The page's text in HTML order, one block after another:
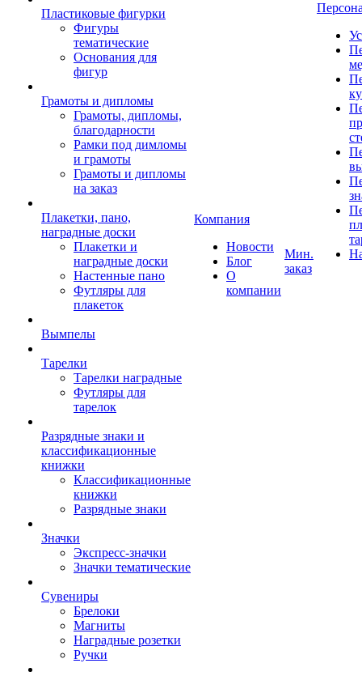
Пластиковые фигурки
Фигуры
тематические
Основания для
фигур
Грамоты и дипломы
Грамоты, дипломы,
благодарности
Рамки под димломы
и грамоты
Грамоты и дипломы
на заказ
Плакетки, пано,
наградные доски
Плакетки и
наградные доски
Настенные пано
Футляры для
плакеток
Вымпелы
Тарелки
Тарелки наградные
Футляры для
тарелок
Разрядные знаки и
классификационные
книжки
Классификационные
книжки
Разрядные знаки
Значки
Экспресс-значки
Значки тематические
Сувениры
Брелоки
Магниты
Наградные розетки
Ручки
Компания
Новости
Блог
О
компании
Мин.
заказ